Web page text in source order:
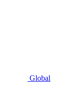
Global